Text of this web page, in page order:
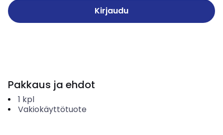
Kirjaudu
Pakkaus ja ehdot
1 kpl
Vakiokäyttötuote